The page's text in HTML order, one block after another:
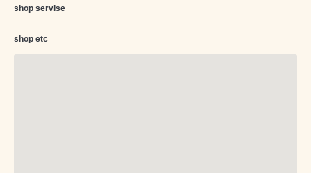
shop servise
shop etc